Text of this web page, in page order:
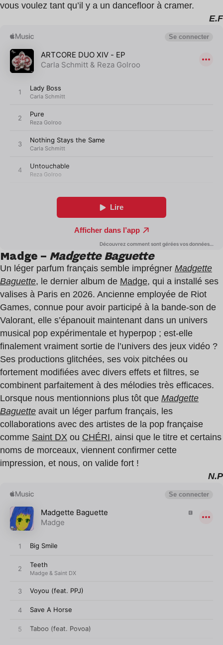
vous voulez tant qu’il y a un dancefloor à cramer.
E.F
Madge – Madgette Baguette
Un léger parfum français semble imprégner Madgette
Baguette, le dernier album de Madge, qui a installé ses
valises à Paris en 2026. Ancienne employée de Riot
Games, connue pour avoir participé à la bande-son de
Valorant, elle s’épanouit maintenant dans un univers
musical pop expérimentale et hyperpop ; est-elle
finalement vraiment sortie de l’univers des jeux vidéo ?
Ses productions glitchées, ses voix pitchées ou
fortement modifiées avec divers effets et filtres, se
combinent parfaitement à des mélodies très efficaces.
Lorsque nous mentionnions plus tôt que Madgette
Baguette avait un léger parfum français, les
collaborations avec des artistes de la pop française
comme Saint DX ou CHÉRI, ainsi que le titre et certains
noms de morceaux, viennent confirmer cette
impression, et nous, on valide fort !
N.P